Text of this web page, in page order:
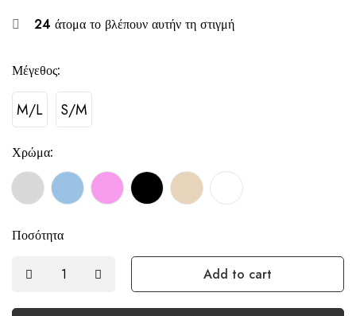
24 άτομα το βλέπουν αυτήν τη στιγμή
Μέγεθος:
M/L S/M
Χρώμα:
Ποσότητα
Add to cart